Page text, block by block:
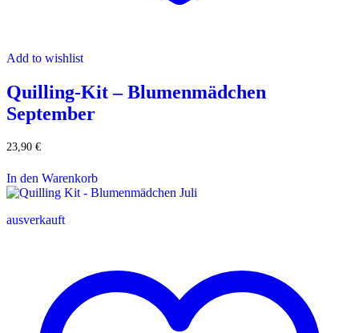
Add to wishlist
Quilling-Kit – Blumenmädchen
September
23,90 €
In den Warenkorb
ausverkauft